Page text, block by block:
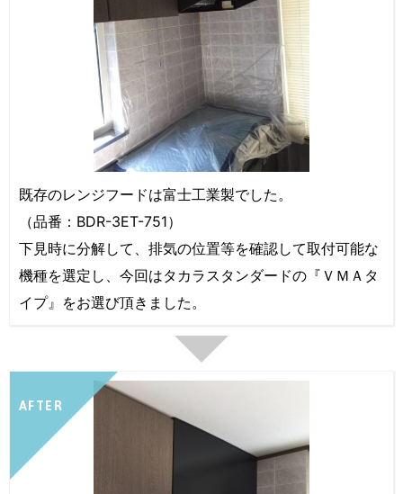
既存のレンジフードは富士工業製でした。
（品番：BDR-3ET-751）
下見時に分解して、排気の位置等を確認して取付可能な
機種を選定し、今回はタカラスタンダードの『ＶＭＡタ
イプ』をお選び頂きました。
AFTER